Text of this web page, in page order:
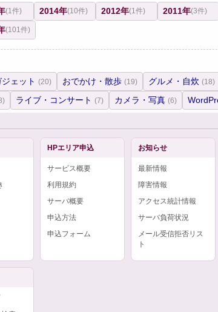
(1件) 2014年(10件) 2012年(1件) 2011年(3件)
(101件)
ジェット (20) おでかけ・散歩 (19) グルメ・自炊 (18)
ライブ・コンサート (7) カメラ・写真 (6)
HPエリア申込
サービス概要
利用規約
サーバ概要
申込方法
申込フォーム
お知らせ
最新情報
障害情報
アクセス統計情報
サーバ負荷状況
メール受信拒否リス
ト